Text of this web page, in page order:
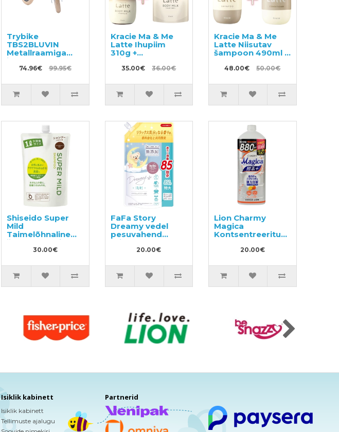
Trybike
TBS2BLUVIN
Metallraamiga
jooksuratas
lastele
74.96€ 99.95€
Kracie Ma & Me
Latte Ihupiim
310g +
täitepakend 250g
35.00€ 36.00€
Kracie Ma & Me
Latte Niisutav
šampoon 490ml +
48.00€ 50.00€
Shiseido Super
Mild
Taimelõhnaline
šampoon, täide
1000ml30.00€
FaFa Story
Dreamy vedel
pesuvahend
täitepakend 850g
20.00€
Lion Charmy
Magica
Kontsentreeritud
880ml20.00€
Isiklik kabinett
Isiklik kabinett
Tellimuste ajalugu
Partnerid